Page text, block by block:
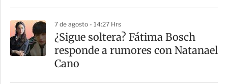
7 de agosto - 14:27 Hrs
¿Sigue soltera? Fátima Bosch
responde a rumores con Natanael
Cano